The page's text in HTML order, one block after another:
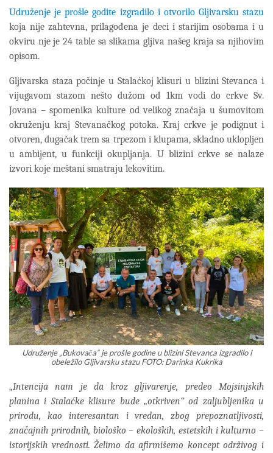
Udruženje je prošle godite izgradilo i otvorilo Gljivarsku stazu
koja nije zahtevna, prilagođena je deci i starijim osobama i u
okviru nje je 24 table sa slikama gljiva našeg kraja sa njihovim
opisom.
Gljivarska staza počinje u Stalaćkoj klisuri u blizini Stevanca i
vijugavom stazom nešto dužom od 1km vodi do crkve Sv.
Jovana – spomenika kulture od velikog značaja u šumovitom
okruženju kraj Stevanačkog potoka. Kraj crkve je podignut i
otvoren, dugačak trem sa trpezom i klupama, skladno uklopljen
u ambijent, u funkciji okupljanja. U blizini crkve se nalaze
izvori koje meštani smatraju lekovitim.
Udruženje „Bukovača“ je prošle godine u blizini Stevanca izgradilo i
obeležilo Gljivarsku stazu FOTO: Darinka Kukrika
„Intencija nam je da kroz gljivarenje, predeo Mojsinjskih
planina i Stalaćke klisure bude „otkriven“ od zaljubljenika u
prirodu, kao interesantan i vredan, zbog prepoznatljivosti,
značajnih prirodnih, biološko – ekoloških, estetskih i kulturno –
istorijskih vrednosti. Želimo da afirmišemo koncept održivog i